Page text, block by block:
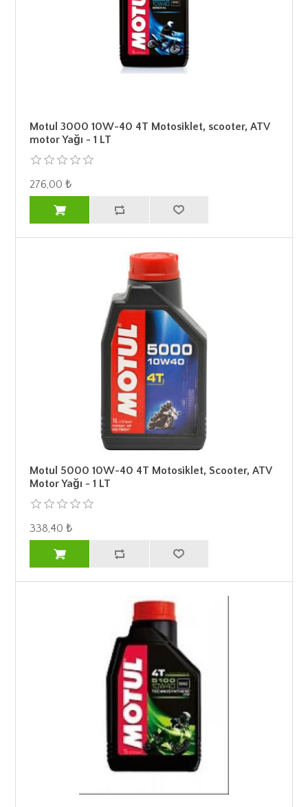
Motul 3000 10W-40 4T Motosiklet, scooter, ATV
motor Yağı - 1 LT
276,00 ₺
Motul 5000 10W-40 4T Motosiklet, Scooter, ATV
Motor Yağı - 1 LT
338,40 ₺